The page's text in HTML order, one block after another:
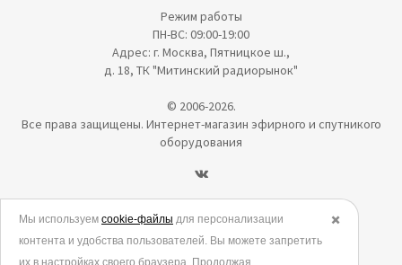
Режим работы
ПН-ВС: 09:00-19:00
Адрес: г. Москва, Пятницкое ш.,
д. 18, ТК "Митинский радиорынок"
© 2006-2026.
Все права защищены. Интернет-магазин эфирного и спутникого
оборудования
Политика в отношении обработки персональных данных
Согласие на обработку персональных данных
✖️
Мы используем cookie-файлы для персонализации
контента и удобства пользователей. Вы можете запретить
их в настройках своего браузера. Продолжая